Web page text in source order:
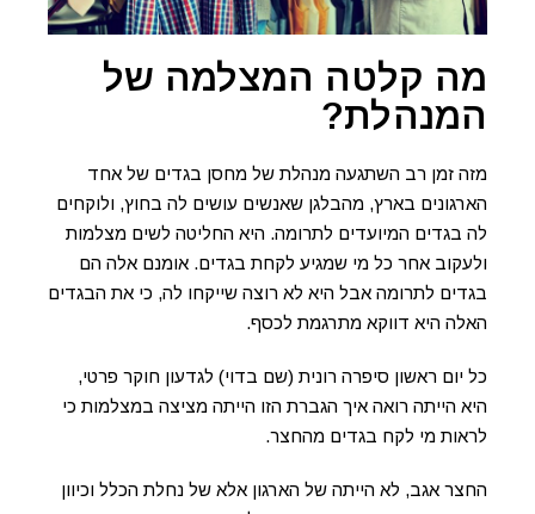
מה קלטה המצלמה של
המנהלת?
מזה זמן רב השתגעה מנהלת של מחסן בגדים של אחד
הארגונים בארץ, מהבלגן שאנשים עושים לה בחוץ, ולוקחים
לה בגדים המיועדים לתרומה. היא החליטה לשים מצלמות
ולעקוב אחר כל מי שמגיע לקחת בגדים. אומנם אלה הם
בגדים לתרומה אבל היא לא רוצה שייקחו לה, כי את הבגדים
האלה היא דווקא מתרגמת לכסף.
כל יום ראשון סיפרה רונית (שם בדוי) לגדעון חוקר פרטי,
היא הייתה רואה איך הגברת הזו הייתה מציצה במצלמות כי
לראות מי לקח בגדים מהחצר.
החצר אגב, לא הייתה של הארגון אלא של נחלת הכלל וכיוון